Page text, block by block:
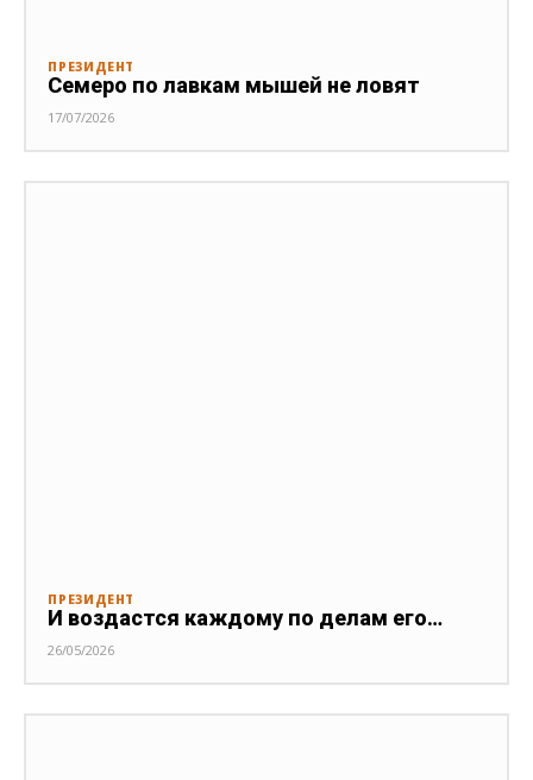
ПРЕЗИДЕНТ
Семеро по лавкам мышей не ловят
17/07/2026
ПРЕЗИДЕНТ
И воздастся каждому по делам его…
26/05/2026